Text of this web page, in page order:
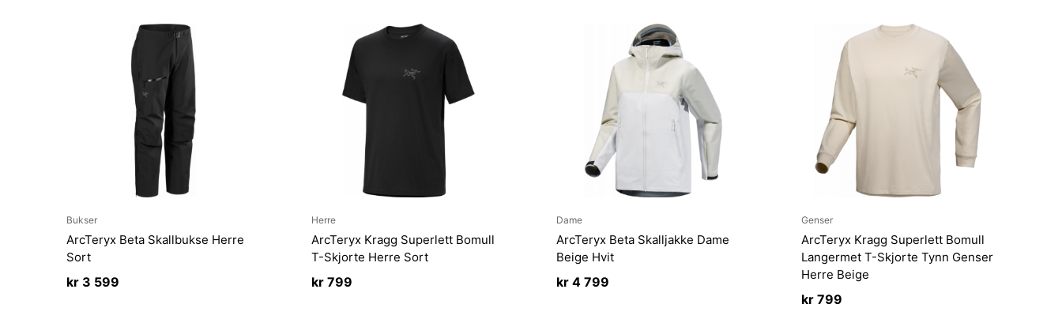
Bukser
ArcTeryx Beta Skallbukse Herre
Sort
kr 3 599
Herre
ArcTeryx Kragg Superlett Bomull
T-Skjorte Herre Sort
kr799
Dame
ArcTeryx Beta Skalljakke Dame
Beige Hvit
kr4 799
Genser
ArcTeryx Kragg Superlett Bomull
Langermet T-Skjorte Tynn Genser
Herre Beige
kr799